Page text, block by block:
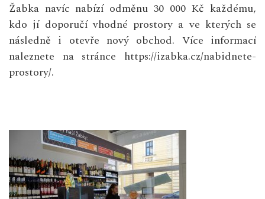
Žabka navíc nabízí odměnu 30 000 Kč každému,
kdo jí doporučí vhodné prostory a ve kterých se
následně i otevře nový obchod. Více informací
naleznete na stránce https://izabka.cz/nabidnete-
prostory/.